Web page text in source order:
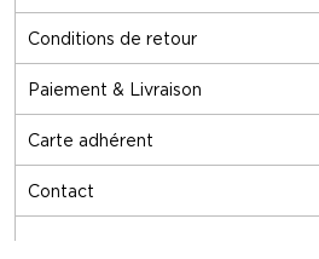
Conditions de retour
Paiement & Livraison
Carte adhérent
Contact